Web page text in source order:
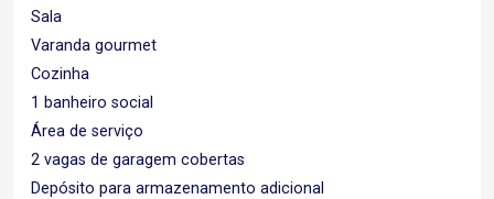
Sala
Varanda gourmet
Cozinha
1 banheiro social
Área de serviço
2 vagas de garagem cobertas
Depósito para armazenamento adicional